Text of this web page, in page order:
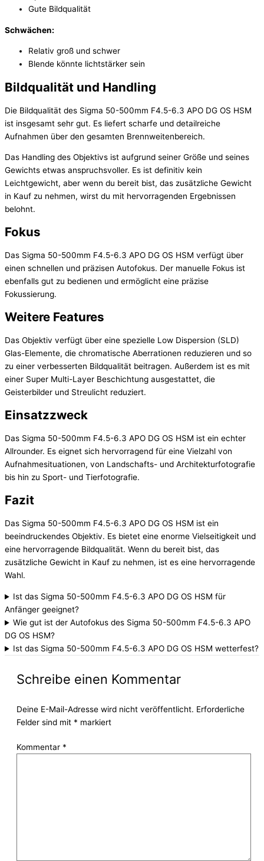
Gute Bildqualität
Schwächen:
Relativ groß und schwer
Blende könnte lichtstärker sein
Bildqualität und Handling
Die Bildqualität des Sigma 50-500mm F4.5-6.3 APO DG OS HSM
ist insgesamt sehr gut. Es liefert scharfe und detailreiche
Aufnahmen über den gesamten Brennweitenbereich.
Das Handling des Objektivs ist aufgrund seiner Größe und seines
Gewichts etwas anspruchsvoller. Es ist definitiv kein
Leichtgewicht, aber wenn du bereit bist, das zusätzliche Gewicht
in Kauf zu nehmen, wirst du mit hervorragenden Ergebnissen
belohnt.
Fokus
Das Sigma 50-500mm F4.5-6.3 APO DG OS HSM verfügt über
einen schnellen und präzisen Autofokus. Der manuelle Fokus ist
ebenfalls gut zu bedienen und ermöglicht eine präzise
Fokussierung.
Weitere Features
Das Objektiv verfügt über eine spezielle Low Dispersion (SLD)
Glas-Elemente, die chromatische Aberrationen reduzieren und so
zu einer verbesserten Bildqualität beitragen. Außerdem ist es mit
einer Super Multi-Layer Beschichtung ausgestattet, die
Geisterbilder und Streulicht reduziert.
Einsatzzweck
Das Sigma 50-500mm F4.5-6.3 APO DG OS HSM ist ein echter
Allrounder. Es eignet sich hervorragend für eine Vielzahl von
Aufnahmesituationen, von Landschafts- und Architekturfotografie
bis hin zu Sport- und Tierfotografie.
Fazit
Das Sigma 50-500mm F4.5-6.3 APO DG OS HSM ist ein
beeindruckendes Objektiv. Es bietet eine enorme Vielseitigkeit und
eine hervorragende Bildqualität. Wenn du bereit bist, das
zusätzliche Gewicht in Kauf zu nehmen, ist es eine hervorragende
Wahl.
Ist das Sigma 50-500mm F4.5-6.3 APO DG OS HSM für
Anfänger geeignet?
Wie gut ist der Autofokus des Sigma 50-500mm F4.5-6.3 APO
DG OS HSM?
Ist das Sigma 50-500mm F4.5-6.3 APO DG OS HSM wetterfest?
Schreibe einen Kommentar
Deine E-Mail-Adresse wird nicht veröffentlicht. Erforderliche
Felder sind mit * markiert
Kommentar *